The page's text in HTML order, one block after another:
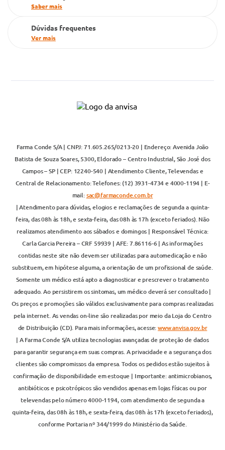
Saber mais
Dúvidas frequentes
Ver mais
Farma Conde S/A | CNPJ: 71.605.265/0213-20 | Endereço: Avenida João
Batista de Souza Soares, 5300, Eldorado – Centro Industrial, São José dos
Campos – SP | CEP: 12240-540 | Atendimento Cliente, Televendas e
Central de Relacionamento: Telefones: (12) 3931-4734 e 4000-1194 | E-
mail:sac@farmaconde.com.br
| Atendimento para dúvidas, elogios e reclamações de segunda a quinta-
feira, das 08h às 18h, e sexta-feira, das 08h às 17h (exceto feriados). Não
realizamos atendimento aos sábados e domingos | Responsável Técnica:
Carla Garcia Pereira – CRF 59939 | AFE: 7.86116-6 | As informações
contidas neste site não devem ser utilizadas para automedicação e não
substituem, em hipótese alguma, a orientação de um profissional de saúde.
Somente um médico está apto a diagnosticar e prescrever o tratamento
adequado. Ao persistirem os sintomas, um médico deverá ser consultado |
Os preços e promoções são válidos exclusivamente para compras realizadas
pela internet. As vendas on-line são realizadas por meio da Loja do Centro
de Distribuição (CD). Para mais informações, acesse:www.anvisa.gov.br
| A Farma Conde S/A utiliza tecnologias avançadas de proteção de dados
para garantir segurança em suas compras. A privacidade e a segurança dos
clientes são compromissos da empresa. Todos os pedidos estão sujeitos à
confirmação de disponibilidade em estoque | Importante: antimicrobianos,
antibióticos e psicotrópicos são vendidos apenas em lojas físicas ou por
televendas pelo número 4000-1194, com atendimento de segunda a
quinta-feira, das 08h às 18h, e sexta-feira, das 08h às 17h (exceto feriados),
conforme Portaria nº 344/1999 do Ministério da Saúde.